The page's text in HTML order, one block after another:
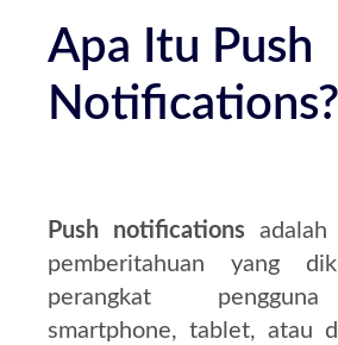
Apa Itu Push
Notifications?
Push notifications adalah
pemberitahuan yang
perangkat
smartphone, tablet, atau